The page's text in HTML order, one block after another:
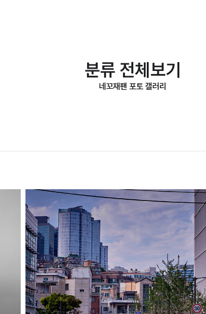
분류 전체보기
네꼬재팬 포토 갤러리